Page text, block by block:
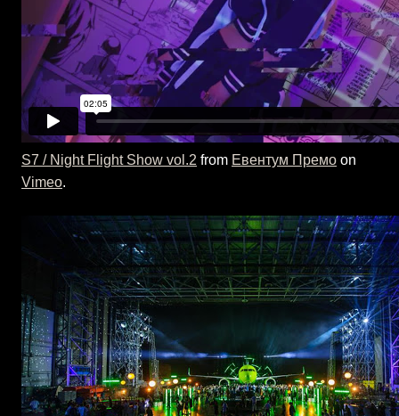
S7 / Night Flight Show vol.2 from Евентум Премо on
Vimeo.